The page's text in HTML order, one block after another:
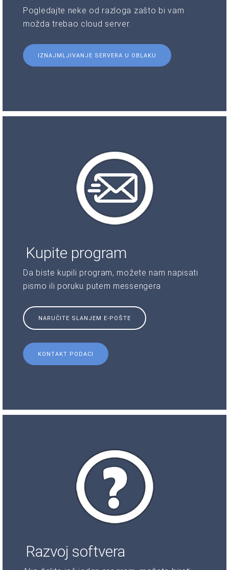
Pogledajte neke od razloga zašto bi vam
možda trebao cloud server.
IZNAJMLJIVANJE SERVERA U OBLAKU
Kupite program
Da biste kupili program, možete nam napisati
pismo ili poruku putem messengera
NARUČITE SLANJEM E-POŠTE
KONTAKT PODACI
Razvoj softvera